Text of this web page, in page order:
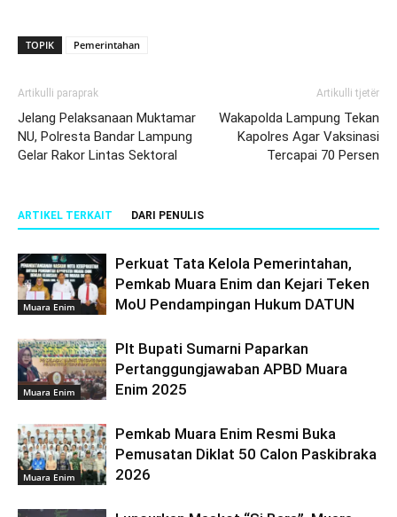
TOPIK Pemerintahan
Artikulli paraprak
Jelang Pelaksanaan Muktamar
NU, Polresta Bandar Lampung
Gelar Rakor Lintas Sektoral
Artikulli tjetër
Wakapolda Lampung Tekan
Kapolres Agar Vaksinasi
Tercapai 70 Persen
ARTIKEL TERKAIT DARI PENULIS
Muara Enim
Perkuat Tata Kelola Pemerintahan,
Pemkab Muara Enim dan Kejari Teken
MoU Pendampingan Hukum DATUN
Muara Enim
Plt Bupati Sumarni Paparkan
Pertanggungjawaban APBD Muara
Enim 2025
Muara Enim
Pemkab Muara Enim Resmi Buka
Pemusatan Diklat 50 Calon Paskibraka
2026